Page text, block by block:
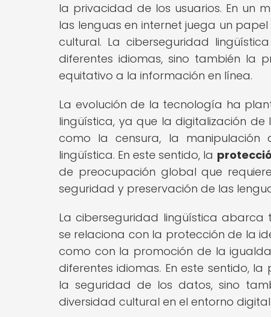
la privacidad de los usuarios. En un
las lenguas en internet juega un
cultural. La ciberseguridad
diferentes idiomas, sino también la
equitativo a la información en línea.
La evolución de la tecnología ha
lingüística, ya que la digitalización
como la censura, la
lingüística. En este sentido, la
de preocupación global que
seguridad y preservación de las
La ciberseguridad lingüística
se relaciona con la protección de la
como con la promoción de la
diferentes idiomas. En este sentido,
la seguridad de los datos, sino
diversidad cultural en el entorno digital.